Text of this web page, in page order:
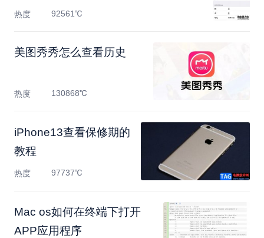
热度 92561℃
美图秀秀怎么查看历史
热度 130868℃
​iPhone13查看保修期的
教程
热度 97737℃
Mac os如何在终端下打开
APP应用程序